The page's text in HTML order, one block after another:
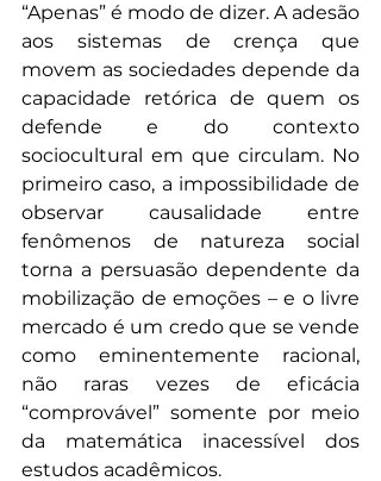
“Apenas” é modo de dizer. A adesão
aos sistemas de crença que
movem as sociedades depende da
capacidade retórica de quem os
defende e do contexto
sociocultural em que circulam. No
primeiro caso, a impossibilidade de
observar causalidade entre
fenômenos de natureza social
torna a persuasão dependente da
mobilização de emoções – e o livre
mercado é um credo que se vende
como eminentemente racional,
não raras vezes de eficácia
“comprovável” somente por meio
da matemática inacessível dos
estudos acadêmicos.